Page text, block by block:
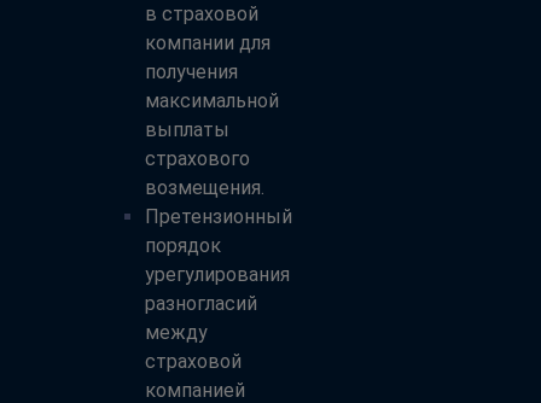
в страховой
компании для
получения
максимальной
выплаты
страхового
возмещения.
Претензионный
порядок
урегулирования
разногласий
между
страховой
компанией